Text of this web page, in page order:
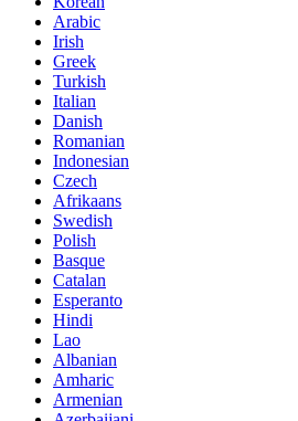
Arabic
Irish
Greek
Turkish
Italian
Danish
Romanian
Indonesian
Czech
Afrikaans
Swedish
Polish
Basque
Catalan
Esperanto
Hindi
Lao
Albanian
Amharic
Armenian